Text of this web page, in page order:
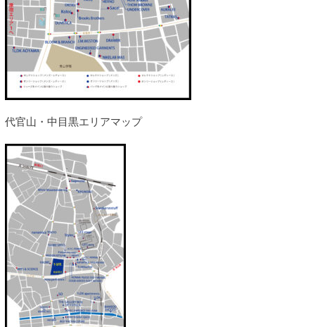
代官山・中目黒エリアマップ